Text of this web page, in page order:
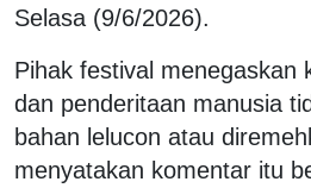
Selasa (9/6/2026).
Pihak festival menegaskan
dan penderitaan manusia
bahan lelucon atau
menyatakan komentar itu